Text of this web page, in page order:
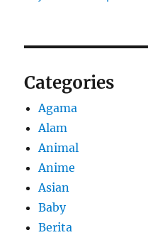
Categories
Agama
Alam
Animal
Anime
Asian
Baby
Berita